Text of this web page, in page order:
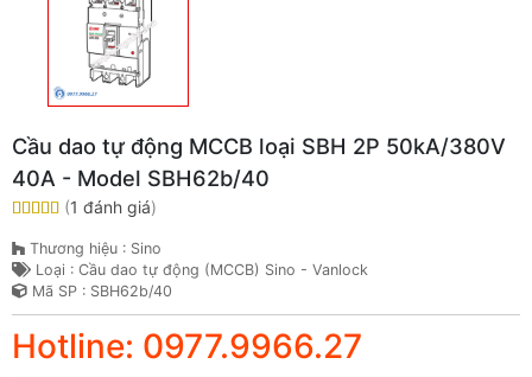
Cầu dao tự động MCCB loại SBH 2P 50kA/380V
40A - Model SBH62b/40
(1 đánh giá)
Thương hiệu : Sino
Loại : Cầu dao tự động (MCCB) Sino - Vanlock
Mã SP : SBH62b/40
Hotline: 0977.9966.27